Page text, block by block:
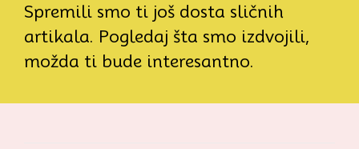
Spremili smo ti još dosta sličnih
artikala. Pogledaj šta smo izdvojili,
možda ti bude interesantno.